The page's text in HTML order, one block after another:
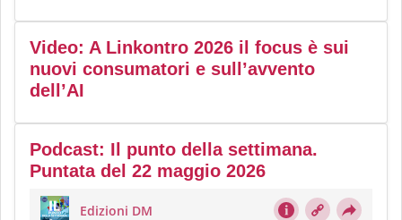
Video: A Linkontro 2026 il focus è sui
nuovi consumatori e sull’avvento
dell’AI
Podcast: Il punto della settimana.
Puntata del 22 maggio 2026